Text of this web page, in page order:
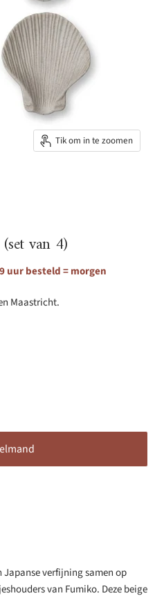
Tik om in te zoomen
van 4)
uur besteld = morgen
Maastricht.
verfijning samen op
van Fumiko. Deze beige